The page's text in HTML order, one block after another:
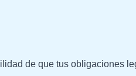
de que tus obligaciones